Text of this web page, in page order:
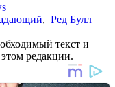
, Ред Булл
текст и
редакции.